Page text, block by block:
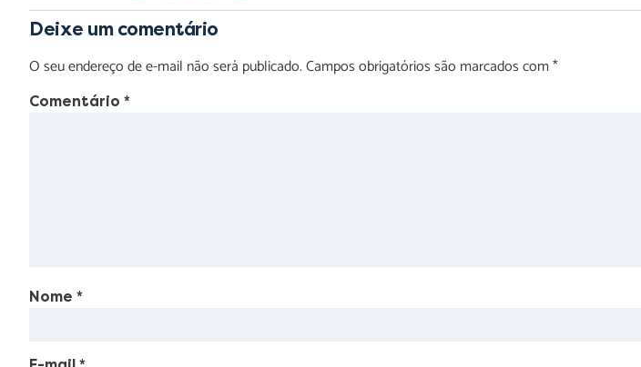
Deixe um comentário
O seu endereço de e-mail não será publicado.Campos obrigatórios são marcados com*
Comentário *
Nome *